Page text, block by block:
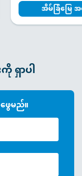
အိမ်ခြံမြေ
ရှာပါ
ေမည်။